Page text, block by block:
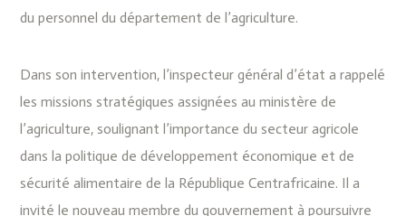
du personnel du département de l’agriculture.
Dans son intervention, l’inspecteur général d’état a rappelé
les missions stratégiques assignées au ministère de
l’agriculture, soulignant l’importance du secteur agricole
dans la politique de développement économique et de
sécurité alimentaire de la République Centrafricaine. Il a
invité le nouveau membre du gouvernement à poursuivre